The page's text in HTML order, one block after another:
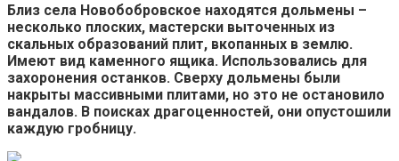
Близ села Новобобровское находятся дольмены –
несколько плоских, мастерски выточенных из
скальных образований плит, вкопанных в землю.
Имеют вид каменного ящика. Использовались для
захоронения останков. Сверху дольмены были
накрыты массивными плитами, но это не остановило
вандалов. В поисках драгоценностей, они опустошили
каждую гробницу.